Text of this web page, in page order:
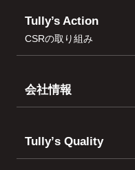
Tully’s Action
CSRの取り組み
会社情報
Tullyʼs Quality